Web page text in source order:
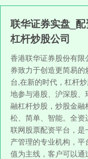
联华证券实盘_配
杠杆炒股公司
香港联华证券股份有
券致力于创造更简易
台,在新的时代，杠杆
地参与港股、沪深股
融杠杆炒股，炒股金
松、简单、智能。全
联网股票配资平台，
产管理的专业机构，
值为主线，客户可以